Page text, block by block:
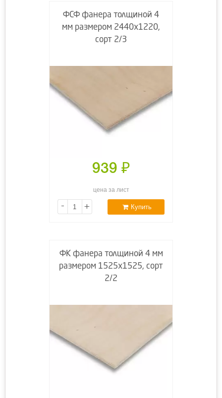
ФСФ фанера толщиной 4
мм размером 2440х1220,
сорт 2/3
939 ₽
цена за лист
- + Купить
ФК фанера толщиной 4 мм
размером 1525х1525, сорт
2/2